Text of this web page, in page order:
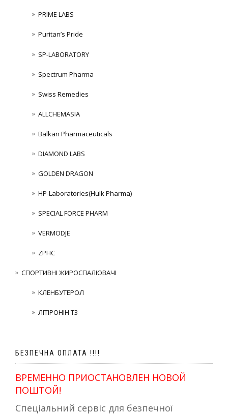
PRIME LABS
Puritan’s Pride
SP-LABORATORY
Spectrum Pharma
Swiss Remedies
ALLCHEMASIA
Balkan Pharmaceuticals
DIAMOND LABS
GOLDEN DRAGON
HP-Laboratories(Hulk Pharma)
SPECIAL FORCE PHARM
VERMODJE
ZPHC
СПОРТИВНІ ЖИРОСПАЛЮВАЧІ
КЛЕНБУТЕРОЛ
ЛІТІРОНІН Т3
БЕЗПЕЧНА ОПЛАТА !!!!
ВРЕМЕННО ПРИОСТАНОВЛЕН НОВОЙ
ПОШТОЙ!
Спеціальний сервіс для безпечної